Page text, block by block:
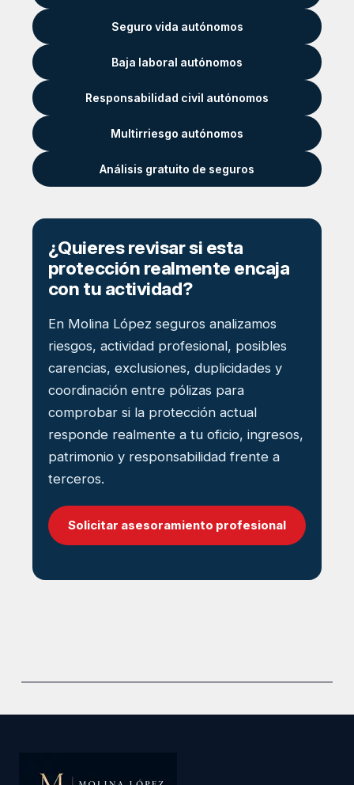
Seguro vida autónomos
Baja laboral autónomos
Responsabilidad civil autónomos
Multirriesgo autónomos
Análisis gratuito de seguros
¿Quieres revisar si esta
protección realmente encaja
con tu actividad?
En Molina López seguros analizamos
riesgos, actividad profesional, posibles
carencias, exclusiones, duplicidades y
coordinación entre pólizas para
comprobar si la protección actual
responde realmente a tu oficio, ingresos,
patrimonio y responsabilidad frente a
terceros.
Solicitar asesoramiento profesional